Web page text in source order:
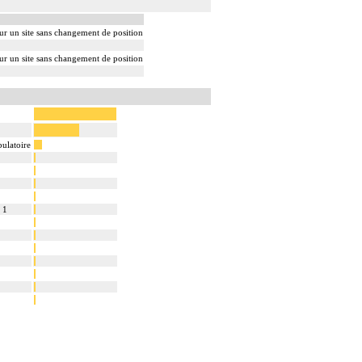
un site sans changement de position
un site sans changement de position